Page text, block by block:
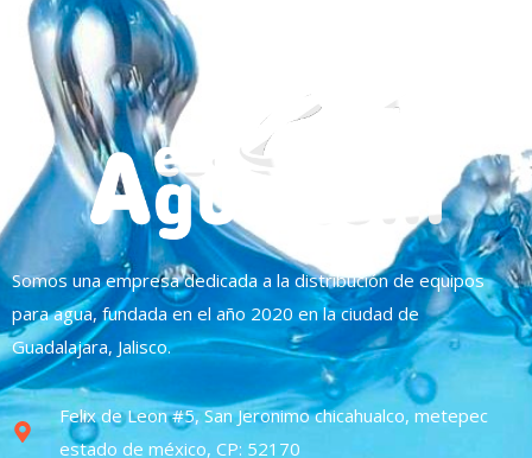
Somos una empresa dedicada a la distribución de equipos
para agua, fundada en el año 2020 en la ciudad de
Guadalajara, Jalisco.
Felix de Leon #5, San Jeronimo chicahualco, metepec
estado de méxico, CP: 52170